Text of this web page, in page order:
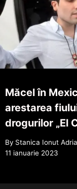
Măcel în
arestarea
drogurilor „El
By Stanica Ionut
11 ianuarie 2023